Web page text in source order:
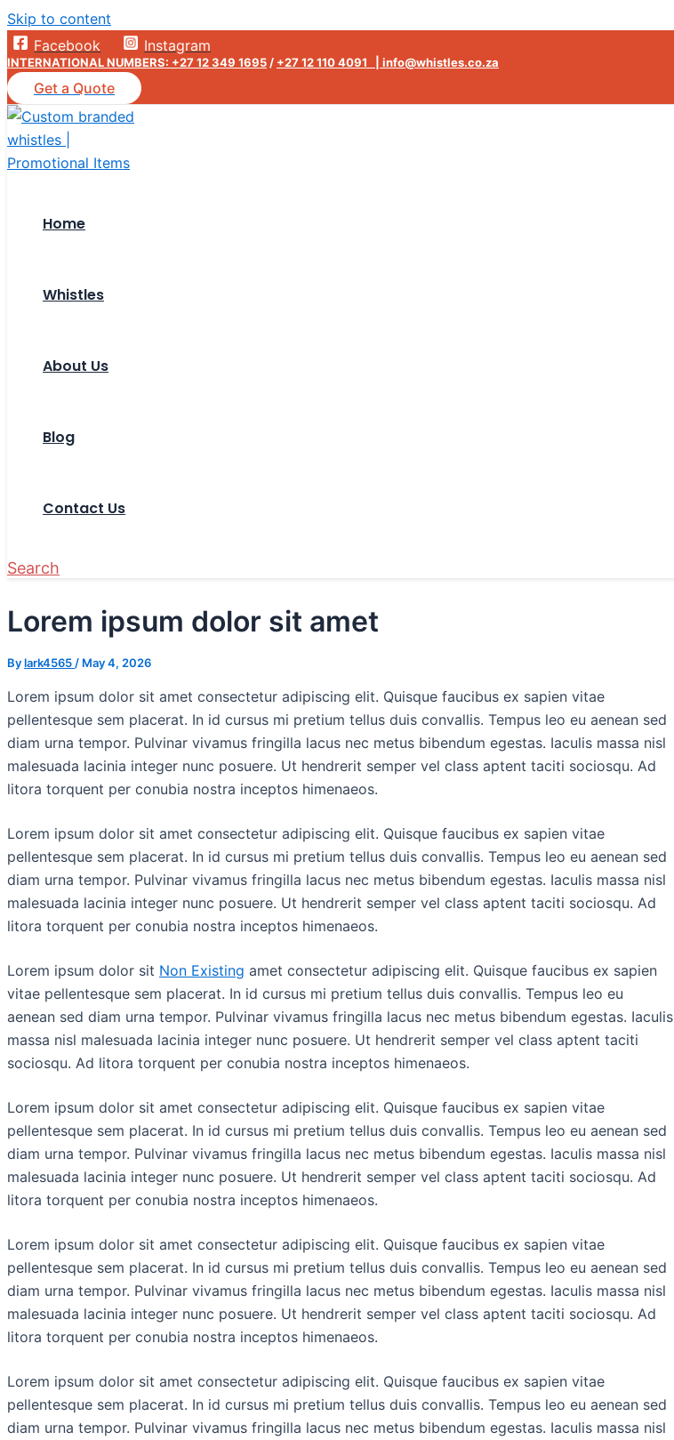
Skip to content
Facebook
Instagram
INTERNATIONAL NUMBERS: +27 12 349 1695 / +27 12 110 4091 | info@whistles.co.za
Get a Quote
Home
Whistles
About Us
Blog
Contact Us
Search
Lorem ipsum dolor sit amet
Bylark4565 / May 4, 2026
Lorem ipsum dolor sit amet consectetur adipiscing elit. Quisque faucibus ex sapien vitae
pellentesque sem placerat. In id cursus mi pretium tellus duis convallis. Tempus leo eu aenean sed
diam urna tempor. Pulvinar vivamus fringilla lacus nec metus bibendum egestas. Iaculis massa nisl
malesuada lacinia integer nunc posuere. Ut hendrerit semper vel class aptent taciti sociosqu. Ad
litora torquent per conubia nostra inceptos himenaeos.
Lorem ipsum dolor sit amet consectetur adipiscing elit. Quisque faucibus ex sapien vitae
pellentesque sem placerat. In id cursus mi pretium tellus duis convallis. Tempus leo eu aenean sed
diam urna tempor. Pulvinar vivamus fringilla lacus nec metus bibendum egestas. Iaculis massa nisl
malesuada lacinia integer nunc posuere. Ut hendrerit semper vel class aptent taciti sociosqu. Ad
litora torquent per conubia nostra inceptos himenaeos.
Lorem ipsum dolor sit Non Existing amet consectetur adipiscing elit. Quisque faucibus ex sapien
vitae pellentesque sem placerat. In id cursus mi pretium tellus duis convallis. Tempus leo eu
aenean sed diam urna tempor. Pulvinar vivamus fringilla lacus nec metus bibendum egestas. Iaculis
massa nisl malesuada lacinia integer nunc posuere. Ut hendrerit semper vel class aptent taciti
sociosqu. Ad litora torquent per conubia nostra inceptos himenaeos.
Lorem ipsum dolor sit amet consectetur adipiscing elit. Quisque faucibus ex sapien vitae
pellentesque sem placerat. In id cursus mi pretium tellus duis convallis. Tempus leo eu aenean sed
diam urna tempor. Pulvinar vivamus fringilla lacus nec metus bibendum egestas. Iaculis massa nisl
malesuada lacinia integer nunc posuere. Ut hendrerit semper vel class aptent taciti sociosqu. Ad
litora torquent per conubia nostra inceptos himenaeos.
Lorem ipsum dolor sit amet consectetur adipiscing elit. Quisque faucibus ex sapien vitae
pellentesque sem placerat. In id cursus mi pretium tellus duis convallis. Tempus leo eu aenean sed
diam urna tempor. Pulvinar vivamus fringilla lacus nec metus bibendum egestas. Iaculis massa nisl
malesuada lacinia integer nunc posuere. Ut hendrerit semper vel class aptent taciti sociosqu. Ad
litora torquent per conubia nostra inceptos himenaeos.
Lorem ipsum dolor sit amet consectetur adipiscing elit. Quisque faucibus ex sapien vitae
pellentesque sem placerat. In id cursus mi pretium tellus duis convallis. Tempus leo eu aenean sed
diam urna tempor. Pulvinar vivamus fringilla lacus nec metus bibendum egestas. Iaculis massa nisl